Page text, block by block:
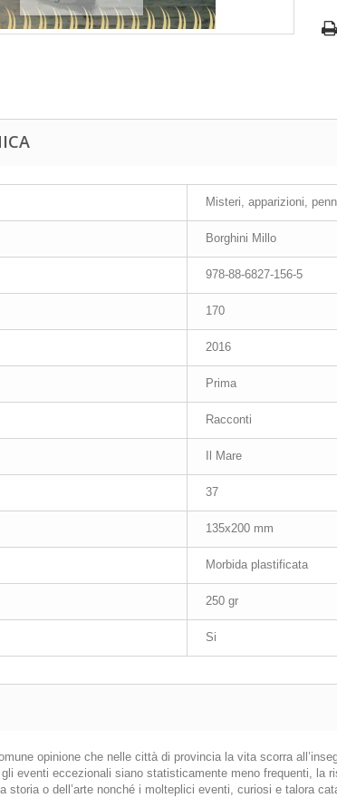
Misteri, apparizioni,
Borghini Millo
978-88-6827-156-5
170
2016
Prima
Racconti
Il Mare
37
135x200 mm
Morbida plastificata
250 gr
Si
opinione che nelle città di provincia la vita scorra
eventi eccezionali siano statisticamente meno frequenti, la
storia o dell’arte nonché i molteplici eventi, curiosi e talora